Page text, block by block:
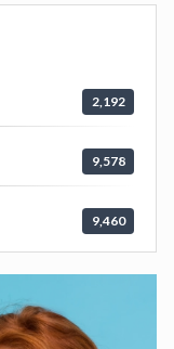
2,192
9,578
9,460